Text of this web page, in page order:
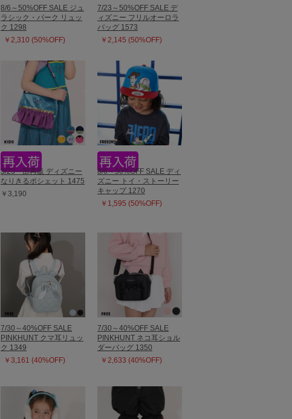
8/6～50%OFF SALE ジュ
ラシック・パーク リュッ
ク 1298
￥2,310 (50%OFF)
7/23～50%OFF SALE デ
ィズニー フリルオーロラ
バッグ 1573
￥2,145 (50%OFF)
3/23一部再販 ディズニー
なりきるポシェット 1475
￥3,190
8/6～50%OFF SALE ディ
ズニー トイ・ストーリー
キャップ 1270
￥1,595 (50%OFF)
7/30～40%OFF SALE
PINKHUNT クマ耳リュッ
ク 1349
￥3,161 (40%OFF)
7/30～40%OFF SALE
PINKHUNT ネコ耳ショル
ダーバッグ 1350
￥2,633 (40%OFF)